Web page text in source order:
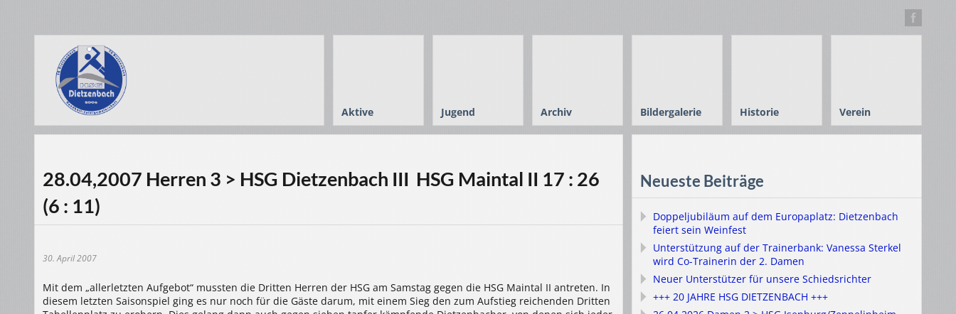
Aktive Jugend Archiv Bildergalerie Historie Verein
28.04,2007 Herren 3 > HSG Dietzenbach III  HSG Maintal II 17 : 26
(6 : 11)
30. April 2007
Mit dem „allerletzten Aufgebot“ mussten die Dritten Herren der HSG am Samstag gegen die HSG Maintal II antreten. In
diesem letzten Saisonspiel ging es nur noch für die Gäste darum, mit einem Sieg den zum Aufstieg reichenden Dritten
Neueste Beiträge
Doppeljubiläum auf dem Europaplatz: Dietzenbach
feiert sein Weinfest
Unterstützung auf der Trainerbank: Vanessa Sterkel
wird Co-Trainerin der 2. Damen
Neuer Unterstützer für unsere Schiedsrichter
+++ 20 JAHRE HSG DIETZENBACH +++